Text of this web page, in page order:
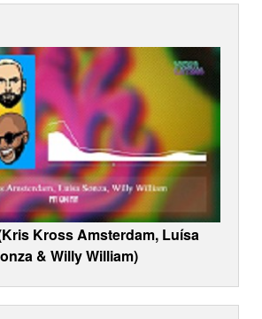
Kross Amsterdam, Luísa
& Willy William)